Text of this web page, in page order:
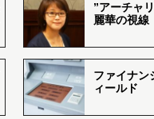
”アーチャ
麗華の視線
ファイナン
ィールド